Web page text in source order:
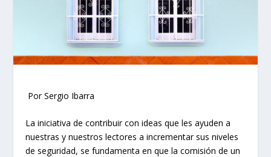
Por Sergio Ibarra
La iniciativa de contribuir con ideas que les ayuden a
nuestras y nuestros lectores a incrementar sus niveles
de seguridad, se fundamenta en que la comisión de un